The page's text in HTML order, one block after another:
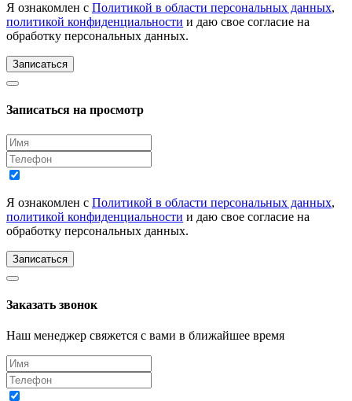
Я ознакомлен с Политикой в области персональных данных,
политикой конфиденциальности и даю свое согласие на
обработку персональных данных.
Записаться
Записаться на просмотр
Я ознакомлен с Политикой в области персональных данных,
политикой конфиденциальности и даю свое согласие на
обработку персональных данных.
Записаться
Заказать звонок
Наш менеджер свяжется с вами в ближайшее время